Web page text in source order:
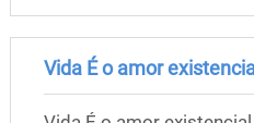
Vida É o amor